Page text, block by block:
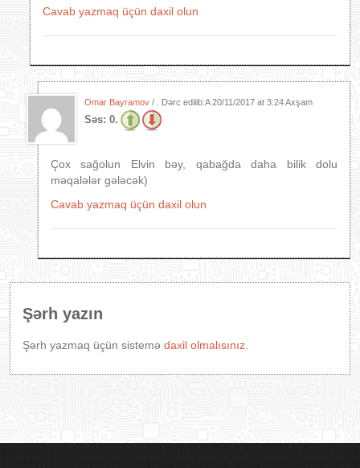
Cavab yazmaq üçün daxil olun
Omar Bayramov / . Dərc edilib:A20/11/2017 at 3:24 Axşam
Səs: 0.
Çox sağolun Elvin bəy, qabağda daha bilik dolu
məqalələr gələcək)
Cavab yazmaq üçün daxil olun
Şərh yazın
Şərh yazmaq üçün sistemə daxil olmalısınız.